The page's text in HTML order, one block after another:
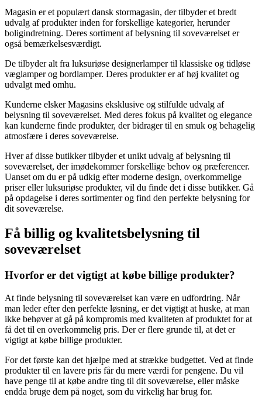
Magasin er et populært dansk stormagasin, der tilbyder et bredt
udvalg af produkter inden for forskellige kategorier, herunder
boligindretning. Deres sortiment af belysning til soveværelset er
også bemærkelsesværdigt.
De tilbyder alt fra luksuriøse designerlamper til klassiske og tidløse
væglamper og bordlamper. Deres produkter er af høj kvalitet og
udvalgt med omhu.
Kunderne elsker Magasins eksklusive og stilfulde udvalg af
belysning til soveværelset. Med deres fokus på kvalitet og elegance
kan kunderne finde produkter, der bidrager til en smuk og behagelig
atmosfære i deres soveværelse.
Hver af disse butikker tilbyder et unikt udvalg af belysning til
soveværelset, der imødekommer forskellige behov og præferencer.
Uanset om du er på udkig efter moderne design, overkommelige
priser eller luksuriøse produkter, vil du finde det i disse butikker. Gå
på opdagelse i deres sortimenter og find den perfekte belysning for
dit soveværelse.
Få billig og kvalitetsbelysning til
soveværelset
Hvorfor er det vigtigt at købe billige produkter?
At finde belysning til soveværelset kan være en udfordring. Når
man leder efter den perfekte løsning, er det vigtigt at huske, at man
ikke behøver at gå på kompromis med kvaliteten af produktet for at
få det til en overkommelig pris. Der er flere grunde til, at det er
vigtigt at købe billige produkter.
For det første kan det hjælpe med at strække budgettet. Ved at finde
produkter til en lavere pris får du mere værdi for pengene. Du vil
have penge til at købe andre ting til dit soveværelse, eller måske
endda bruge dem på noget, som du virkelig har brug for.